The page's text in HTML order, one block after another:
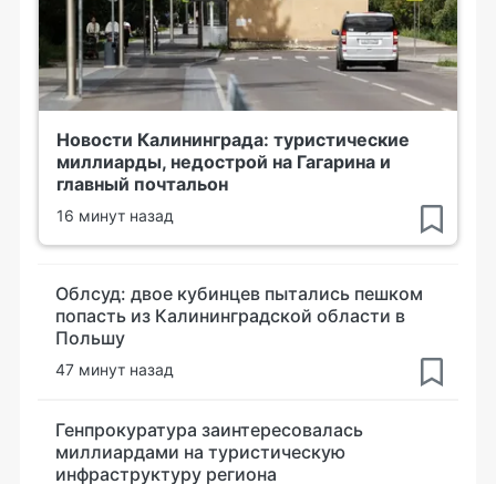
Новости Калининграда: туристические
миллиарды, недострой на Гагарина и
главный почтальон
16 минут назад
Облсуд: двое кубинцев пытались пешком
попасть из Калининградской области в
Польшу
47 минут назад
Генпрокуратура заинтересовалась
миллиардами на туристическую
инфраструктуру региона